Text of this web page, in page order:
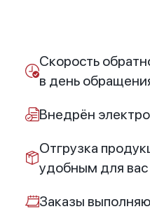
Скорость
в день
Внедрён
Отгрузка
удобным для
Заказы